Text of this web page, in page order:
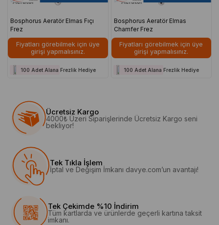
Bosphorus Aeratör Elmas Fıçı
Frez
100 Adet Alana Frezlik Hediye
Fiyatları görebilmek için üye
girişi yapmalısınız.
Bosphorus Aeratör Elmas
Chamfer Frez
100 Adet Alana Frezlik Hediye
Fiyatları görebilmek için üye
girişi yapmalısınız.
Ücretsiz Kargo
4000₺ Üzeri Siparişlerinde Ücretsiz Kargo seni
bekliyor!
Tek Tıkla İşlem
İptal ve Değişim İmkanı davye.com’un avantajı!
Tek Çekimde %10 İndirim
Tüm kartlarda ve ürünlerde geçerli kartına taksit
imkanı.